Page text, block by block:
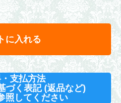
に入れる
支払方法
づく表記 (返品など)
照してください